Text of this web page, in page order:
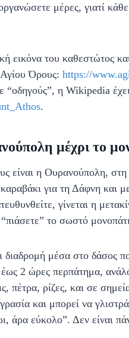
μέρες, γιατί
εικόνα του καθεστώτος
Όρους: https://
“οδηγούς”, η Wikipedia
.
μέχρι το
είναι η Ουρανούπολη,
για τη Δάφνη και
γίνεται η
το σωστό
μέσα στο δάσος
2 ώρες περπάτημα,
πέτρα, ρίζες, και σε
και μπορεί να
άρα εύκολο”. Δεν είναι